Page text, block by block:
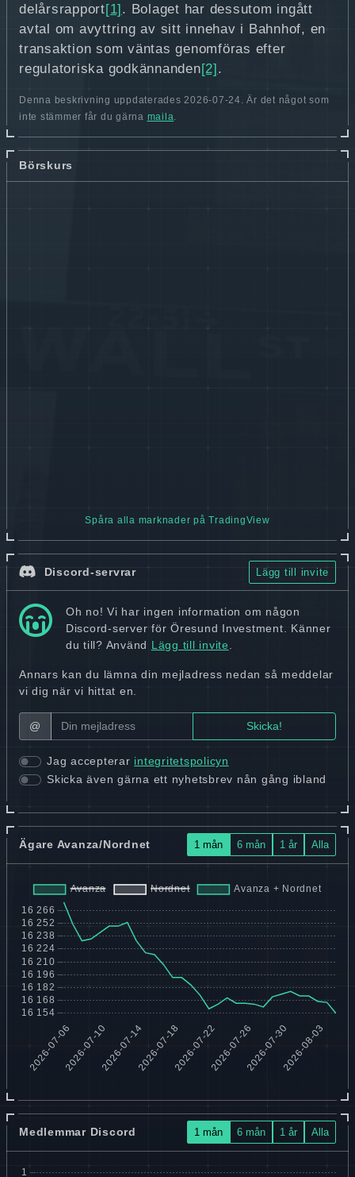
delårsrapport[1] . Bolaget har dessutom ingått
avtal om avyttring av sitt innehav i Bahnhof, en
transaktion som väntas genomföras efter
regulatoriska godkännanden[2] .
Denna beskrivning uppdaterades 2026-07-24. Är det något som
inte stämmer får du gärna maila.
Börskurs
Spåra alla marknader på TradingView
Discord-servrar Lägg till invite
Oh no! Vi har ingen information om någon
Discord-server för Öresund Investment. Känner
du till? Använd Lägg till invite.
Annars kan du lämna din mejladress nedan så meddelar
vi dig när vi hittat en.
@
Jag accepterar integritetspolicyn
Skicka även gärna ett nyhetsbrev nån gång ibland
Ägare Avanza/Nordnet 1 mån 6 mån 1 år Alla
Medlemmar Discord 1 mån 6 mån 1 år Alla